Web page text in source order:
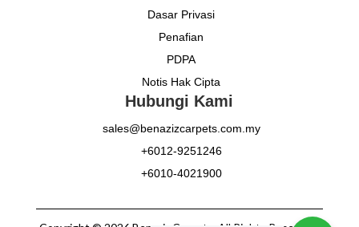
Dasar Privasi
Penafian
PDPA
Notis Hak Cipta
Hubungi Kami
sales@benazizcarpets.com.my
+6012-9251246
+6010-4021900